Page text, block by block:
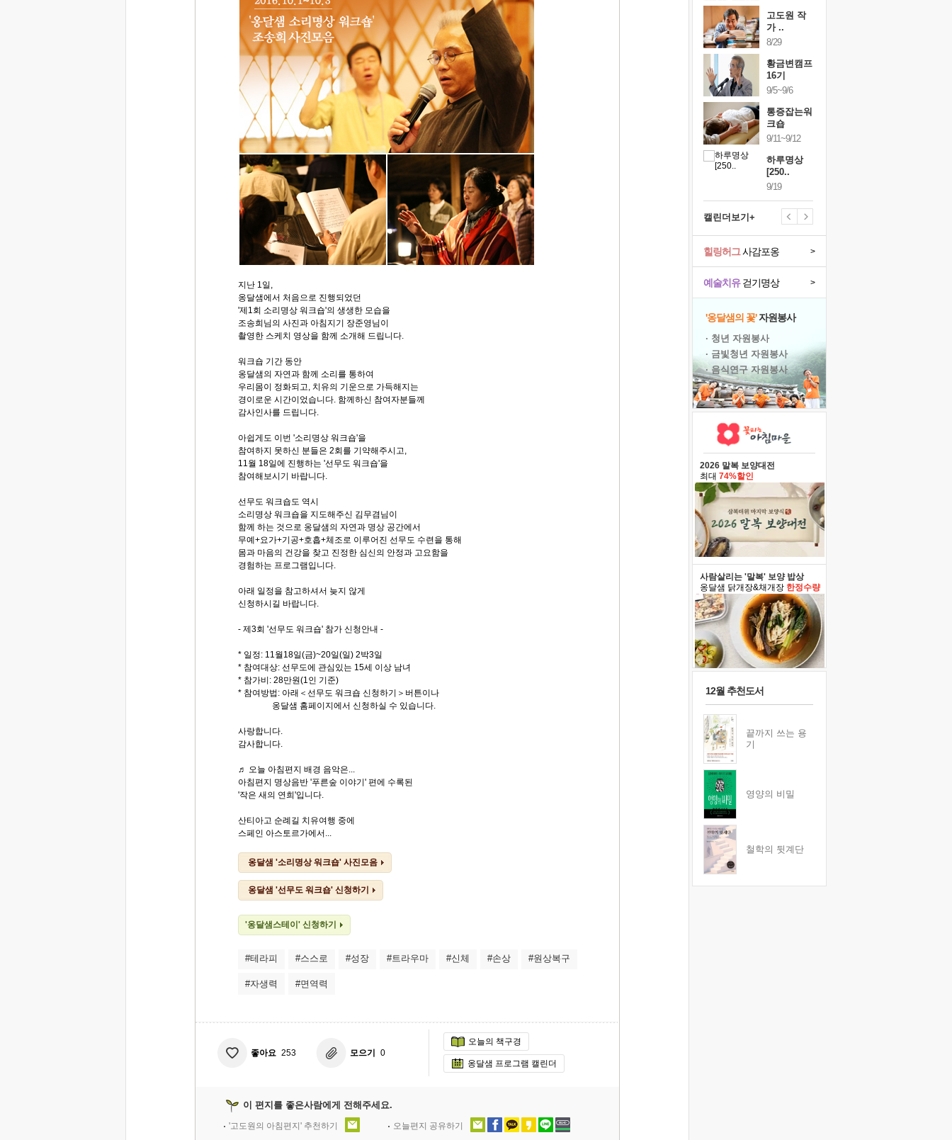
지난 1일,
옹달샘에서 처음으로 진행되었던
'제1회 소리명상 워크숍'의 생생한 모습을
조송희님의 사진과 아침지기 장준영님이
촬영한 스케치 영상을 함께 소개해 드립니다.
워크숍 기간 동안
옹달샘의 자연과 함께 소리를 통하여
우리몸이 정화되고, 치유의 기운으로 가득해지는
경이로운 시간이었습니다. 함께하신 참여자분들께
감사인사를 드립니다.
아쉽게도 이번 '소리명상 워크숍'을
참여하지 못하신 분들은 2회를 기약해주시고,
11월 18일에 진행하는 '선무도 워크숍'을
참여해보시기 바랍니다.
선무도 워크숍도 역시
소리명상 워크숍을 지도해주신 김무겸님이
함께 하는 것으로 옹달샘의 자연과 명상 공간에서
무예+요가+기공+호흡+체조로 이루어진 선무도 수련을 통해
몸과 마음의 건강을 찾고 진정한 심신의 안정과 고요함을
경험하는 프로그램입니다.
아래 일정을 참고하셔서 늦지 않게
신청하시길 바랍니다.
- 제3회 '선무도 워크숍' 참가 신청안내 -
* 일정: 11월18일(금)~20일(일) 2박3일
* 참여대상: 선무도에 관심있는 15세 이상 남녀
* 참가비: 28만원(1인 기준)
* 참여방법: 아래＜선무도 워크숍 신청하기＞버튼이나
옹달샘 홈페이지에서 신청하실 수 있습니다.
사랑합니다.
감사합니다.
♬ 오늘 아침편지 배경 음악은...
아침편지 명상음반 '푸른숲 이야기' 편에 수록된
'작은 새의 연희'입니다.
산티아고 순례길 치유여행 중에
스페인 아스토르가에서...
옹달샘 '소리명상 워크숍' 사진모음
옹달샘 '선무도 워크숍' 신청하기
'옹달샘스테이' 신청하기
#테라피 #스스로 #성장 #트라우마 #신체 #손상 #원상복구
#자생력 #면역력
좋아요 253 모으기 0
오늘의 책구경
옹달샘 프로그램 캘린더
이 편지를 좋은사람에게 전해주세요.
'고도원의 아침편지' 추천하기 오늘편지 공유하기
고도원 작
가 ..
8/29
황금변캠프
16기
9/5~9/6
통증잡는워
크숍
9/11~9/12
하루명상
[250..
9/19
캘린더보기+
예술치유걷기명상 >
힐링허그사감포옹 >
'옹달샘의 꽃'자원봉사
· 청년 자원봉사
· 금빛청년 자원봉사
· 음식연구 자원봉사
2026 말복 보양대전
최대 74%할인
사람살리는 '말복' 보양 밥상
옹달샘 닭개장&채개장 한정수량
12월 추천도서
끝까지 쓰는 용
기
영양의 비밀
철학의 뒷계단